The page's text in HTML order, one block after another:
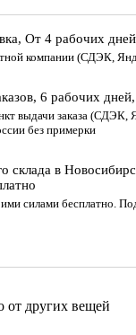
От 4 рабочих дней
компании (СДЭК,
6 рабочих
выдачи заказа (СДЭК,
без примерки
склада в
силами бесплатно.
от других вещей